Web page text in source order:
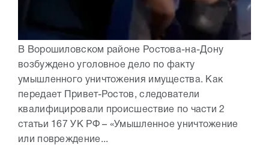
В Ворошиловском районе Ростова-на-Дону
возбуждено уголовное дело по факту
умышленного уничтожения имущества. Как
передает Привет-Ростов, следователи
квалифицировали происшествие по части 2
статьи 167 УК РФ – «Умышленное уничтожение
или повреждение...